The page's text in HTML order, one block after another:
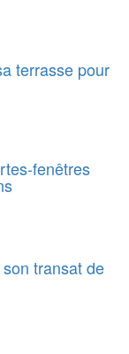
terrasse pour
fenêtres
transat de